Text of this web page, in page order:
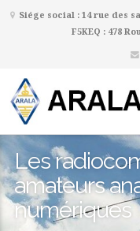
Siége social : 14 rue des
F5KEQ : 478
Les
amateurs
numériques